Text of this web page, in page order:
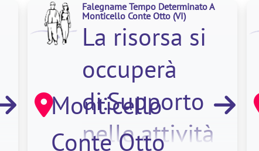
Falegname Tempo Determinato A
Monticello Conte Otto (VI)
La risorsa si
occuperà
di:Supporto
nelle attività
Monticello
Conte Otto